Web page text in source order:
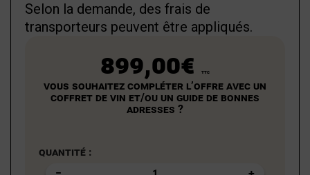
899,00€ TTC
Vous souhaitez compléter l’offre avec un
coffret de vin et/ou un guide de bonnes
adresses ?
Quantité :
Selon la demande, des frais de
transporteurs peuvent être appliqués.